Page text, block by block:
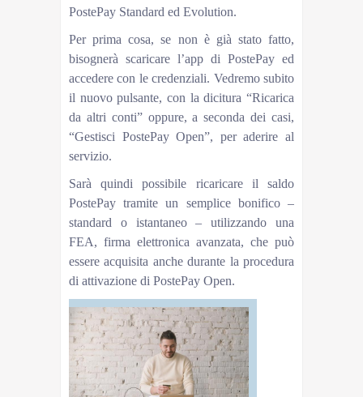
PostePay Standard ed Evolution.
Per prima cosa, se non è già stato fatto,
bisognerà scaricare l’app di PostePay ed
accedere con le credenziali. Vedremo subito
il nuovo pulsante, con la dicitura “Ricarica
da altri conti” oppure, a seconda dei casi,
“Gestisci PostePay Open”, per aderire al
servizio.
Sarà quindi possibile ricaricare il saldo
PostePay tramite un semplice bonifico –
standard o istantaneo – utilizzando una
FEA, firma elettronica avanzata, che può
essere acquisita anche durante la procedura
di attivazione di PostePay Open.